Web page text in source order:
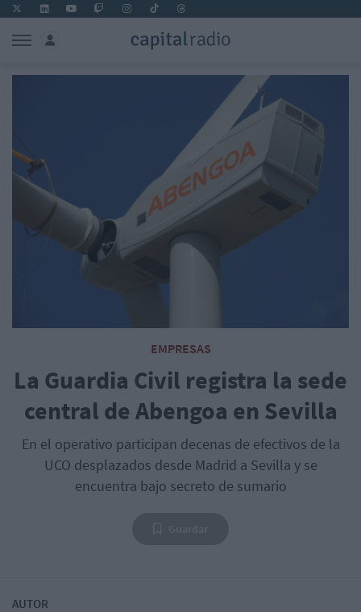
EMPRESAS
La Guardia Civil registra la sede
central de Abengoa en Sevilla
En el operativo participan decenas de efectivos de la
UCO desplazados desde Madrid a Sevilla y se
encuentra bajo secreto de sumario
AUTOR